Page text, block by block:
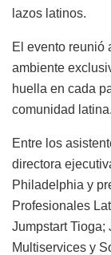
lazos latinos.
El evento reunió
ambiente
huella en cada
comunidad latina.
Entre los
directora
Philadelphia y
Profesionales
Jumpstart Tioga;
Multiservices y